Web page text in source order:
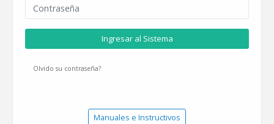
Ingresar al Sistema
Olvido su contraseña?
Manuales e Instructivos